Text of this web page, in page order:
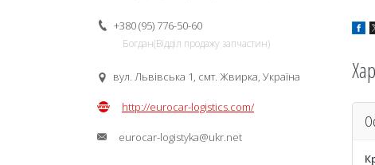
+380 (95) 776-50-60
Богдан(Відділ продажу запчастин)
вул. Львівська 1, смт. Жвирка, Україна
http://eurocar-logistics.com/
eurocar-logistyka@ukr.net